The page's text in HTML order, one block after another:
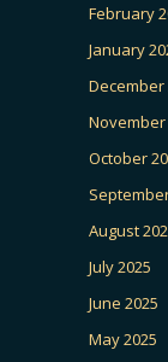
February
January
December
November
October
August
July 2025
June 2025
May 2025